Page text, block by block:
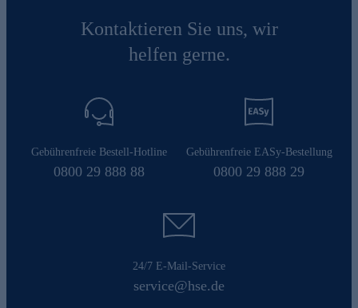
Kontaktieren Sie uns, wir
helfen gerne.
Gebührenfreie Bestell-Hotline
0800 29 888 88
Gebührenfreie EASy-Bestellung
0800 29 888 29
24/7 E-Mail-Service
service@hse.de